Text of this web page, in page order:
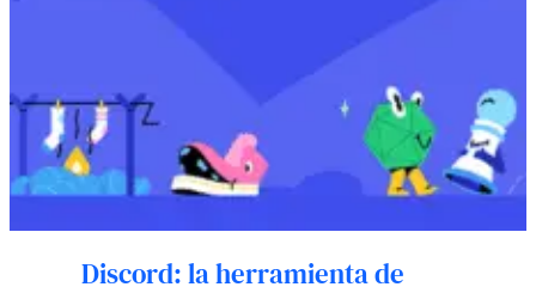
Discord: la herramienta de